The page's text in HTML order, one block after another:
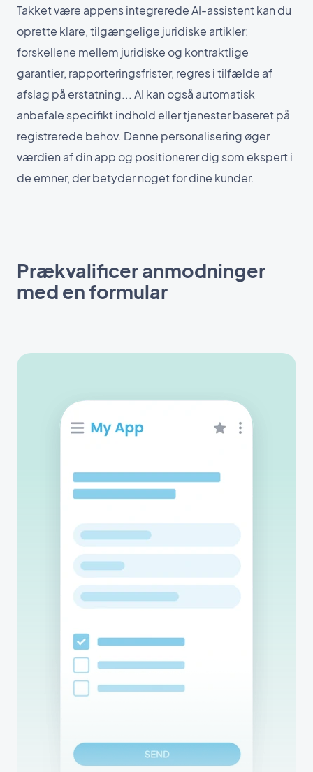
Takket være appens integrerede AI-assistent kan du
oprette klare, tilgængelige juridiske artikler:
forskellene mellem juridiske og kontraktlige
garantier, rapporteringsfrister, regres i tilfælde af
afslag på erstatning... AI kan også automatisk
anbefale specifikt indhold eller tjenester baseret på
registrerede behov. Denne personalisering øger
værdien af din app og positionerer dig som ekspert i
de emner, der betyder noget for dine kunder.
Prækvalificer anmodninger
med en formular